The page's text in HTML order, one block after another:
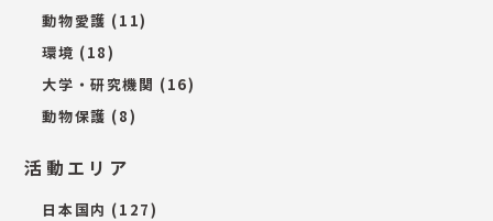
動物愛護 (11)
環境 (18)
大学・研究機関 (16)
動物保護 (8)
活動エリア
日本国内 (127)